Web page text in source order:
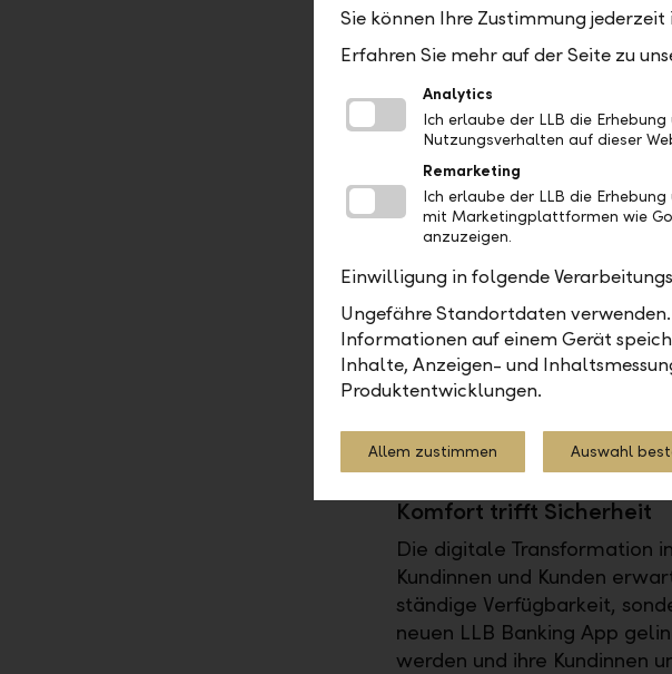
App und der photoTAN App
Bankgeschäfte noch
Einen besonderen Mehrwert
dem Autorisierungen direkt
bestätigt werden. Mit der
erweiterten Funktionen -
Vermögensanalyse oder
"Saldoausgleich" - wird die
Kundinnen und Kunden
Mehr Funktionen, höhere
Neben der verbesserten
Sicherheitsstandards der
Kunden mindestens über
Mass an Sicherheit bei allen
Komfort trifft Sicherheit
Die digitale Transformation
Kundinnen und Kunden
ständige Verfügbarkeit,
neuen LLB Banking App
werden und ihre Kundinnen
Sie können Ihre Zustimmung jederzeit
Erfahren Sie mehr auf der Seite zu
Analytics
Ich erlaube der LLB die
Nutzungsverhalten auf dieser
Remarketing
Ich erlaube der LLB die
mit Marketingplattformen wie
anzuzeigen.
Einwilligung in folgende
Ungefähre Standortdaten
Informationen auf einem Gerät
Inhalte, Anzeigen- und
Produktentwicklungen.
Allem zustimmen Auswahl